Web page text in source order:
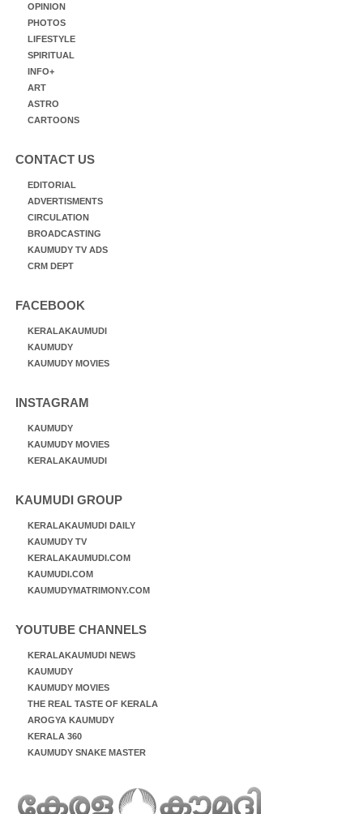
OPINION
PHOTOS
LIFESTYLE
SPIRITUAL
INFO+
ART
ASTRO
CARTOONS
CONTACT US
EDITORIAL
ADVERTISMENTS
CIRCULATION
BROADCASTING
KAUMUDY TV ADS
CRM DEPT
FACEBOOK
KERALAKAUMUDI
KAUMUDY
KAUMUDY MOVIES
INSTAGRAM
KAUMUDY
KAUMUDY MOVIES
KERALAKAUMUDI
KAUMUDI GROUP
KERALAKAUMUDI DAILY
KAUMUDY TV
KERALAKAUMUDI.COM
KAUMUDI.COM
KAUMUDYMATRIMONY.COM
YOUTUBE CHANNELS
KERALAKAUMUDI NEWS
KAUMUDY
KAUMUDY MOVIES
THE REAL TASTE OF KERALA
AROGYA KAUMUDY
KERALA 360
KAUMUDY SNAKE MASTER